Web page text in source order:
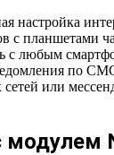
настройка
с планшетами
с любым
по
или
модулем